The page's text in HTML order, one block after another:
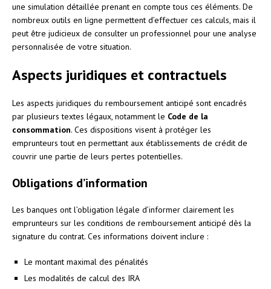
une simulation détaillée prenant en compte tous ces éléments. De
nombreux outils en ligne permettent d’effectuer ces calculs, mais il
peut être judicieux de consulter un professionnel pour une analyse
personnalisée de votre situation.
Aspects juridiques et contractuels
Les aspects juridiques du remboursement anticipé sont encadrés
par plusieurs textes légaux, notamment le Code de la
consommation. Ces dispositions visent à protéger les
emprunteurs tout en permettant aux établissements de crédit de
couvrir une partie de leurs pertes potentielles.
Obligations d’information
Les banques ont l’obligation légale d’informer clairement les
emprunteurs sur les conditions de remboursement anticipé dès la
signature du contrat. Ces informations doivent inclure :
Le montant maximal des pénalités
Les modalités de calcul des IRA